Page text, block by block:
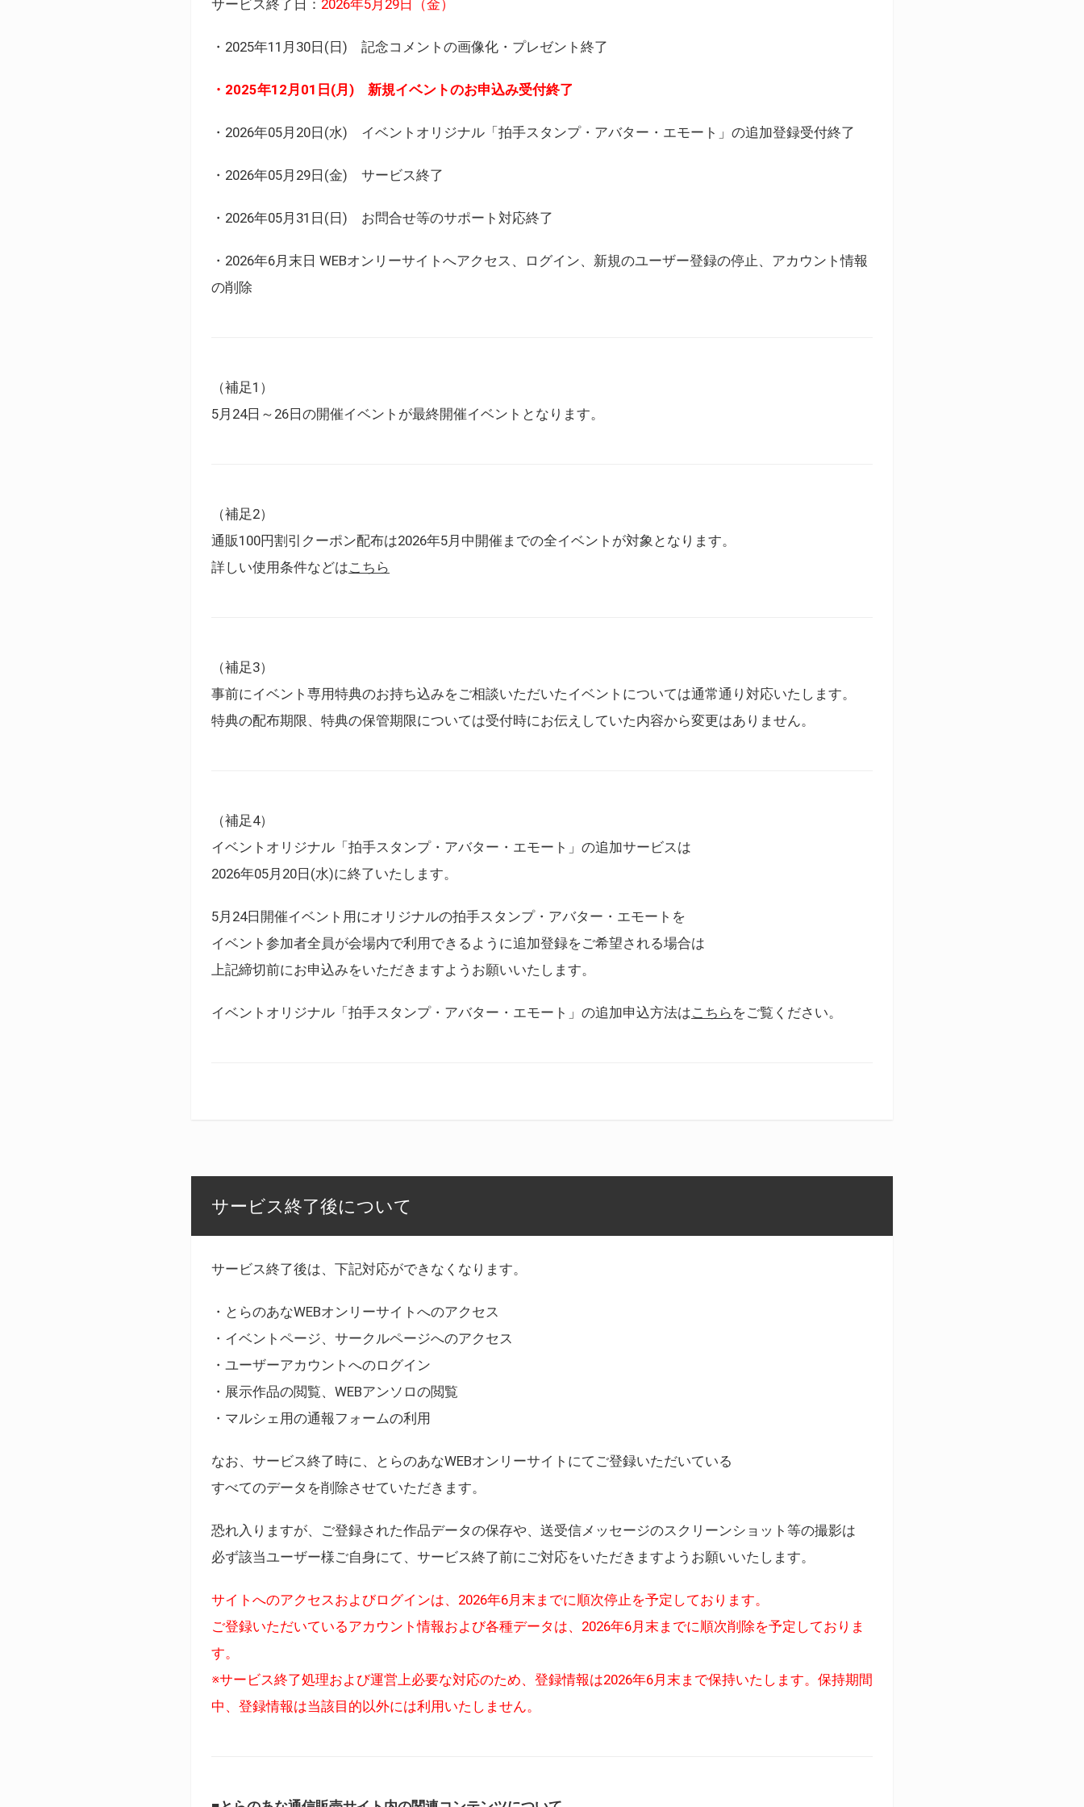
サービス終了日： 2026年5月29日（金）
・2025年11月30日(日) 記念コメントの画像化・プレゼント終了
・2025年12月01日(月) 新規イベントのお申込み受付終了
・2026年05月20日(水) イベントオリジナル「拍手スタンプ・アバター・エモート」の追加登録受付終了
・2026年05月29日(金) サービス終了
・2026年05月31日(日) お問合せ等のサポート対応終了
・2026年6月末日 WEBオンリーサイトへアクセス、ログイン、新規のユーザー登録の停止、アカウント情報
の削除
（補足1）
5月24日～26日の開催イベントが最終開催イベントとなります。
（補足2）
通販100円割引クーポン配布は2026年5月中開催までの全イベントが対象となります。
詳しい使用条件などはこちら
（補足3）
事前にイベント専用特典のお持ち込みをご相談いただいたイベントについては通常通り対応いたします。
特典の配布期限、特典の保管期限については受付時にお伝えしていた内容から変更はありません。
（補足4）
イベントオリジナル「拍手スタンプ・アバター・エモート」の追加サービスは
2026年05月20日(水)に終了いたします。
5月24日開催イベント用にオリジナルの拍手スタンプ・アバター・エモートを
イベント参加者全員が会場内で利用できるように追加登録をご希望される場合は
上記締切前にお申込みをいただきますようお願いいたします。
イベントオリジナル「拍手スタンプ・アバター・エモート」の追加申込方法はこちら をご覧ください。
サービス終了後について
サービス終了後は、下記対応ができなくなります。
・とらのあなWEBオンリーサイトへのアクセス
・イベントページ、サークルページへのアクセス
・ユーザーアカウントへのログイン
・展示作品の閲覧、WEBアンソロの閲覧
・マルシェ用の通報フォームの利用
なお、サービス終了時に、とらのあなWEBオンリーサイトにてご登録いただいている
すべてのデータを削除させていただきます。
恐れ入りますが、ご登録された作品データの保存や、送受信メッセージのスクリーンショット等の撮影は
必ず該当ユーザー様ご自身にて、サービス終了前にご対応をいただきますようお願いいたします。
サイトへのアクセスおよびログインは、2026年6月末までに順次停止を予定しております。
ご登録いただいているアカウント情報および各種データは、2026年6月末までに順次削除を予定しておりま
す。
※サービス終了処理および運営上必要な対応のため、登録情報は2026年6月末まで保持いたします。保持期間
中、登録情報は当該目的以外には利用いたしません。